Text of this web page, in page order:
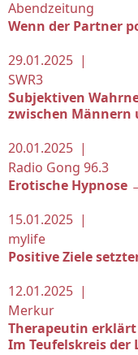
Abendzeitung
Wenn der Partner
29.01.2025 |
SWR3
Subjektiven
zwischen Männern
20.01.2025 |
Radio Gong 96.3
Erotische Hypnose
15.01.2025 |
mylife
Positive Ziele
12.01.2025 |
Merkur
Therapeutin erklärt
Im Teufelskreis der